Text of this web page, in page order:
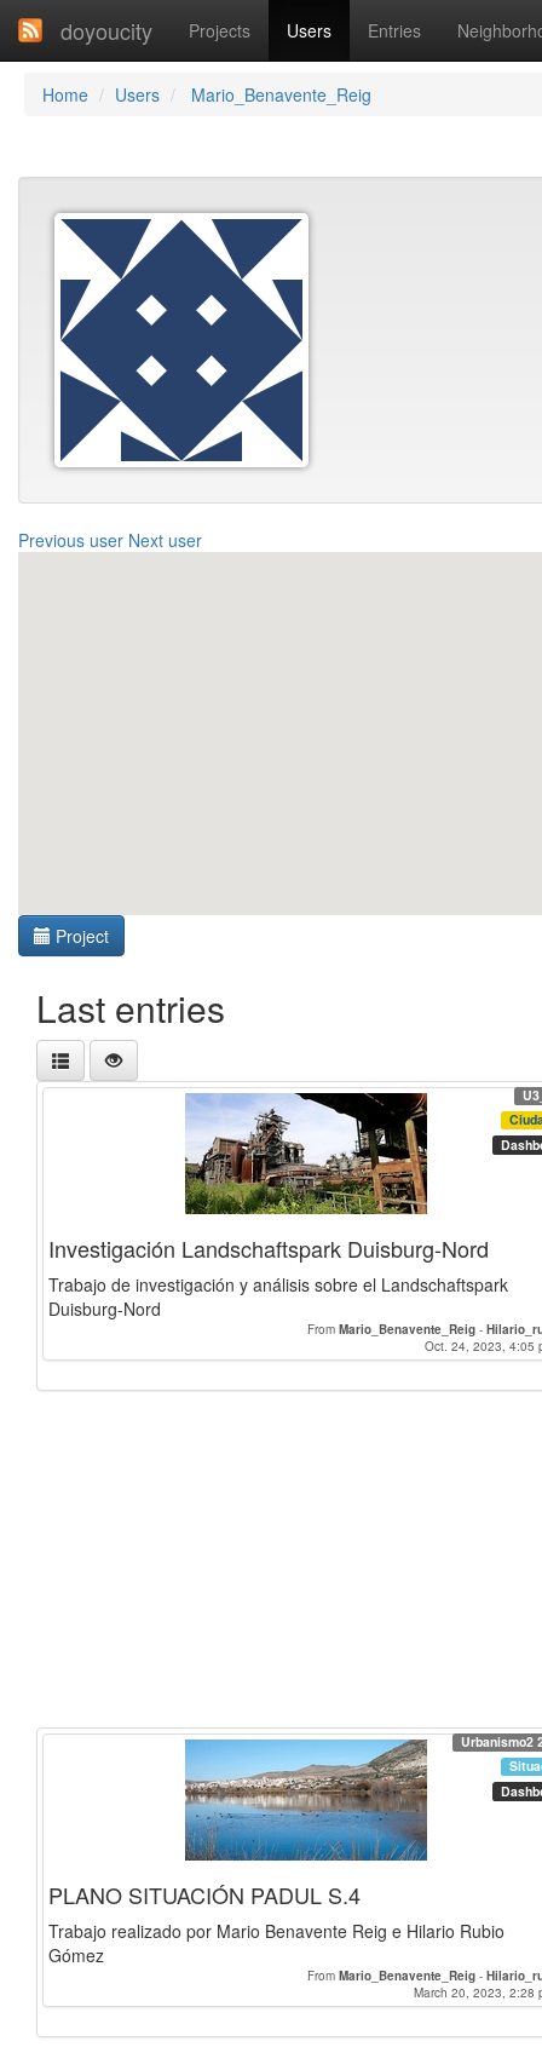
doyoucity Projects Users Entries
Home Users Mario_Benavente_Reig
Previous user Next user
Project
Last entries
Investigación Landschaftspark Duisburg-Nord
Trabajo de investigación y análisis sobre el Landschaftspark
Duisburg-Nord
From Mario_Benavente_Reig -
Oct. 24, 2023, 4:05
Urbanismo2
PLANO SITUACIÓN PADUL S.4
Trabajo realizado por Mario Benavente Reig e Hilario Rubio
Gómez
From Mario_Benavente_Reig -
March 20, 2023, 2:28